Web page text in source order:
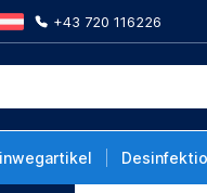
+43 720 116226